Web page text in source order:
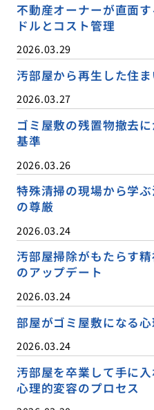
不動産オーナーが直面
ドルとコスト管理
2026.03.29
汚部屋から再生した住
2026.03.27
ゴミ屋敷の残置物撤去
基準
2026.03.26
特殊清掃の現場から学
の尊厳
2026.03.24
汚部屋掃除がもたらす
のアップデート
2026.03.24
部屋がゴミ屋敷になる
2026.03.24
汚部屋を卒業して手に
心理的変容のプロセス